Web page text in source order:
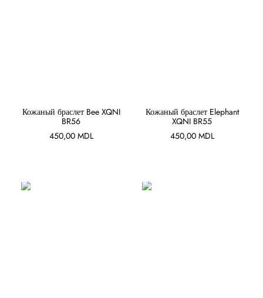
В КОРЗИНУ
Кожаный браслет Bee XQNI
BR56
450,00 MDL
В КОРЗИНУ
Кожаный браслет Elephant
XQNI BR55
450,00 MDL